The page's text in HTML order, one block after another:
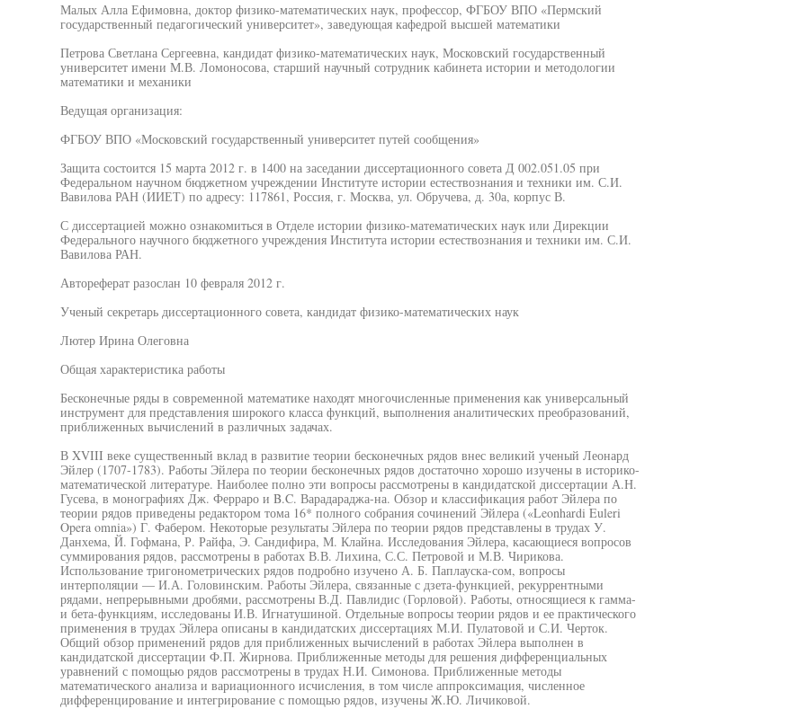
Малых Алла Ефимовна, доктор физико-математических наук, профессор, ФГБОУ ВПО «Пермский
государственный педагогический университет», заведующая кафедрой высшей математики
Петрова Светлана Сергеевна, кандидат физико-математических наук, Московский государственный
университет имени М.В. Ломоносова, старший научный сотрудник кабинета истории и методологии
математики и механики
Ведущая организация:
ФГБОУ ВПО «Московский государственный университет путей сообщения»
Защита состоится 15 марта 2012 г. в 1400 на заседании диссертационного совета Д 002.051.05 при
Федеральном научном бюджетном учреждении Институте истории естествознания и техники им. С.И.
Вавилова РАН (ИИЕТ) по адресу: 117861, Россия, г. Москва, ул. Обручева, д. 30а, корпус В.
С диссертацией можно ознакомиться в Отделе истории физико-математических наук или Дирекции
Федерального научного бюджетного учреждения Института истории естествознания и техники им. С.И.
Вавилова РАН.
Автореферат разослан 10 февраля 2012 г.
Ученый секретарь диссертационного совета, кандидат физико-математических наук
Лютер Ирина Олеговна
Общая характеристика работы
Бесконечные ряды в современной математике находят многочисленные применения как универсальный
инструмент для представления широкого класса функций, выполнения аналитических преобразований,
приближенных вычислений в различных задачах.
В XVIII веке существенный вклад в развитие теории бесконечных рядов внес великий ученый Леонард
Эйлер (1707-1783). Работы Эйлера по теории бесконечных рядов достаточно хорошо изучены в историко-
математической литературе. Наиболее полно эти вопросы рассмотрены в кандидатской диссертации А.Н.
Гусева, в монографиях Дж. Ферраро и B.C. Варадараджа-на. Обзор и классификация работ Эйлера по
теории рядов приведены редактором тома 16* полного собрания сочинений Эйлера («Leonhardi Euleri
Opera omnia») Г. Фабером. Некоторые результаты Эйлера по теории рядов представлены в трудах У.
Данхема, Й. Гофмана, Р. Райфа, Э. Сандифира, М. Клайна. Исследования Эйлера, касающиеся вопросов
суммирования рядов, рассмотрены в работах В.В. Лихина, С.С. Петровой и М.В. Чирикова.
Использование тригонометрических рядов подробно изучено А. Б. Паплауска-сом, вопросы
интерполяции — И.А. Головинским. Работы Эйлера, связанные с дзета-функцией, рекуррентными
рядами, непрерывными дробями, рассмотрены В.Д. Павлидис (Горловой). Работы, относящиеся к гамма-
и бета-функциям, исследованы И.В. Игнатушиной. Отдельные вопросы теории рядов и ее практического
применения в трудах Эйлера описаны в кандидатских диссертациях М.И. Пулатовой и С.И. Черток.
Общий обзор применений рядов для приближенных вычислений в работах Эйлера выполнен в
кандидатской диссертации Ф.П. Жирнова. Приближенные методы для решения дифференциальных
уравнений с помощью рядов рассмотрены в трудах Н.И. Симонова. Приближенные методы
математического анализа и вариационного исчисления, в том числе аппроксимация, численное
дифференцирование и интегрирование с помощью рядов, изучены Ж.Ю. Личиковой.